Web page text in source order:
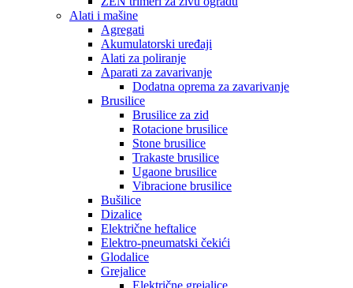
Alati i mašine
Agregati
Akumulatorski uređaji
Alati za poliranje
Aparati za zavarivanje
Dodatna oprema za zavarivanje
Brusilice
Brusilice za zid
Rotacione brusilice
Stone brusilice
Trakaste brusilice
Ugaone brusilice
Vibracione brusilice
Bušilice
Dizalice
Električne heftalice
Elektro-pneumatski čekići
Glodalice
Grejalice
Električne grejalice